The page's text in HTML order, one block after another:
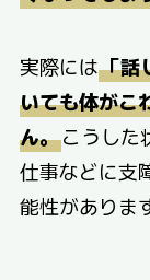
実際には「話
いても体がこ
ん。こうした
仕事などに支
能性がありま